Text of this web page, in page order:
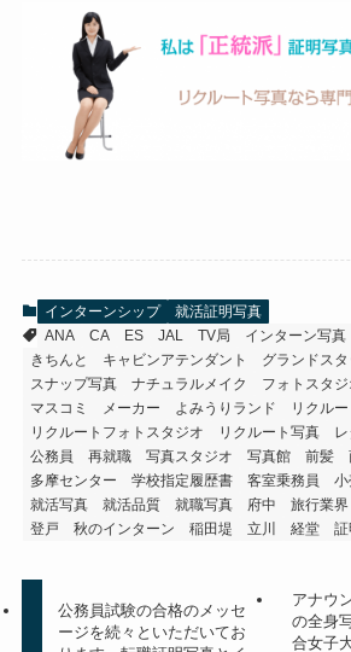
インターンシップ
就活証明写真
ANA
CA ES JAL TV局 インターン写真
きちんと
キャビンアテンダント グランドスタ
スナップ写真
ナチュラルメイク フォトスタジ
マスコミ
メーカー よみうりランド
リクル
リクルートフォトスタジオ
リクルート写真
公務員
再就職 写真スタジオ 写真館 前髪
多摩センター
学校指定履歴書 客室乗務員
就活写真
就活品質 就職写真 府中 旅行業界
登戸
秋のインターン 稲田堤 立川 経堂
公務員試験の合格のメッセ
ージを続々といただいてお
アナウ
の全身
合女子